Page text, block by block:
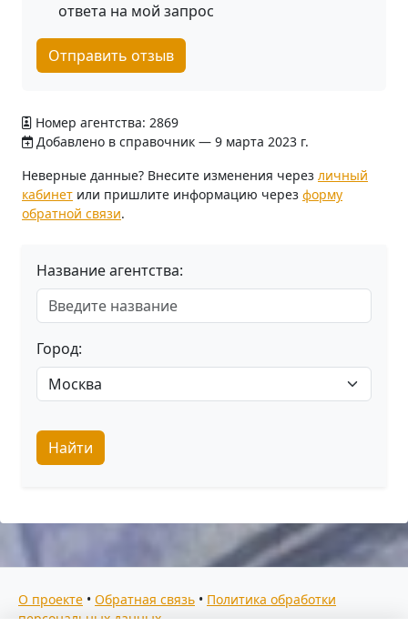
ответа на мой запрос
Отправить отзыв
Номер агентства: 2869
Добавлено в справочник — 9 марта 2023 г.
Неверные данные? Внесите изменения через личный
кабинет или пришлите информацию через форму
обратной связи.
Название агентства:
Город:
Найти
О проекте • Обратная связь • Политика обработки
персональных данных